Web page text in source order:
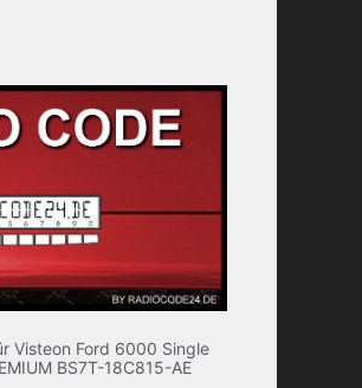
Visteon Ford 6000 Single
BS7T-18C815-AE